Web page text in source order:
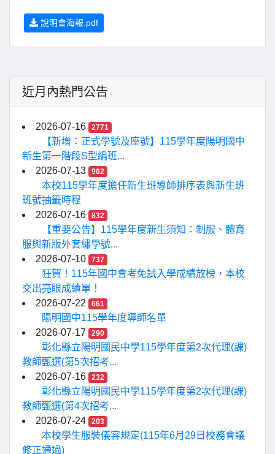
說明會海報.pdf
近月內熱門公告
2026-07-16 2771
【新增：正式學號及座號】115學年度陽明國中
新生第一階段S型編班...
2026-07-13
962
本校115學年度擔任新生班導師排序表與新生班
班號抽籤時程
2026-07-16
832
【重要公告】115學年度新生須知：制服、體育
服與新版外套繡學號...
2026-07-10
737
狂賀！115年國中會考免試入學成績放榜，本校
交出亮眼成績單！
2026-07-22
661
陽明國中115學年度導師名單
2026-07-17
290
彰化縣立陽明國民中學115學年度第2次代理(課)
教師甄選(第5次招考...
2026-07-16
232
彰化縣立陽明國民中學115學年度第2次代理(課)
教師甄選(第4次招考...
2026-07-24
203
本校學生服裝儀容規定(115年6月29日校務會議
修正通過)